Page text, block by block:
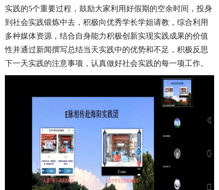
实践的5个重要过程，鼓励大家利用好假期的空余时间，投身
到社会实践锻炼中去，积极向优秀学长学姐请教，综合利用
多种媒体资源，结合自身能力积极创新实现实践成果的价值
性并通过新闻撰写总结当天实践中的优势和不足，积极反思
下一天实践的注意事项，认真做好社会实践的每一项工作。